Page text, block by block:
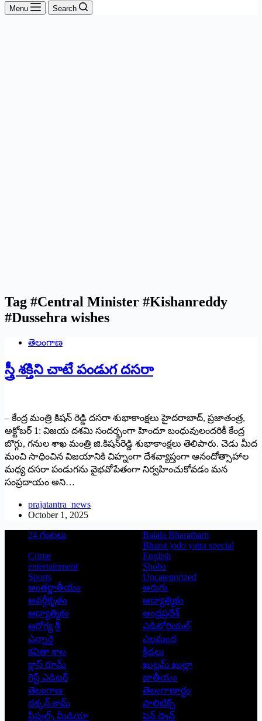
Menu Search
Tag #Central Minister #Kishanreddy
#Dussehra wishes
తెలంగాణ
స్త్రీ శక్తిని చాటే పండుగ దసరా
– కేంద్ర మంత్రి కిషన్‌ రెడ్డి దసరా శుభాకాంక్షలు హైదరాబాద్‌, ప్రజాతంత్ర,
అక్టోబర్‌ 1: విజయ దశమి సందర్భంగా హిందూ బంధువులందరికీ కేంద్ర
బొగ్గు, గనుల శాఖ మంత్రి జి.కిషన్‌రెడ్డి శుభాకాంక్షలు తెలిపారు. చెడు మీద
మంచి సాధించిన విజయానికి చిహ్నంగా దేశవ్యాప్తంగా ఆనందోత్సాహాల
మధ్య దసరా పండుగను వైభవోపేతంగా నిర్వహించుకోవడం మన
సంప్రదాయం అని…
prajatantra_news
October 1, 2025
24 గంటలు
Balala Bharatham
Bharat jodo yatra special
Crime
English
entertainment
Shoba
Sports
Uncategorized
అంతర్జాతీయం
అరుగు
అవర్గీకృతం
ఆద్యాత్మికం
ఆధ్యాత్మికం
ఆంధ్రప్రదేశ్
ఆరోగ్య శ్రీ
ఎడిటోరియల్
ఎన్నారై
ఎలమంద
కవితా శాల
క్రీడలు
క్లాస్ రూమ్
ఖుల్లమ్ ఖుల్లా
గెస్ట్ ఎడిటర్
జాతీయం
తెలంగాణ
తెలంగాణార్థం
దక్కన్.కామ్
పాలిటిక్స్
పీపుల్స్ ‌మీడియా
పెన్ డ్రైవ్